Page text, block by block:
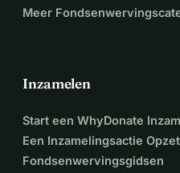
Meer
Inzamelen
Start een WhyDonate
Een Inzamelingsactie
Fondsenwervingsgidsen